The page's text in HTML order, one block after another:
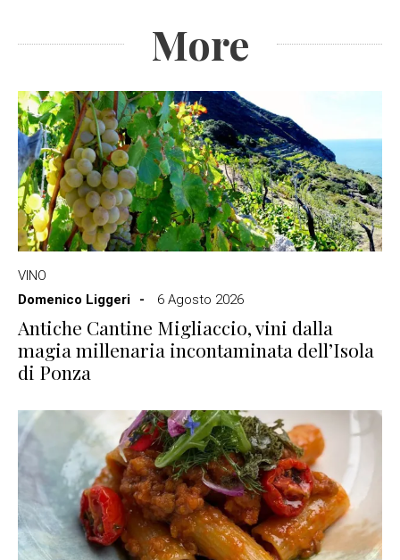
More
VINO
Domenico Liggeri
6 Agosto 2026
Antiche Cantine Migliaccio, vini dalla
magia millenaria incontaminata dell’Isola
di Ponza